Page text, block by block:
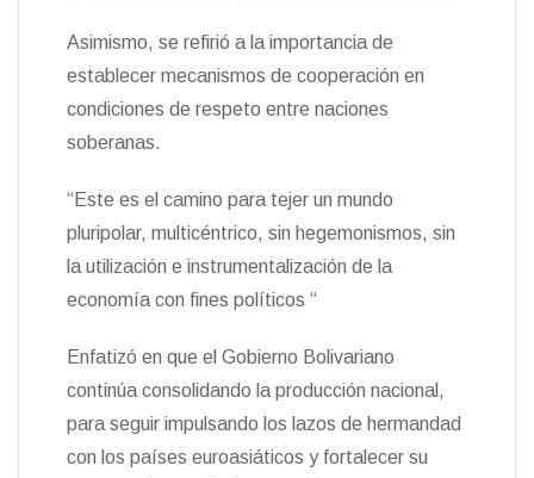
Asimismo, se refirió a la importancia de
establecer mecanismos de cooperación en
condiciones de respeto entre naciones
soberanas.
“Este es el camino para tejer un mundo
pluripolar, multicéntrico, sin hegemonismos, sin
la utilización e instrumentalización de la
economía con fines políticos “
Enfatizó en que el Gobierno Bolivariano
continúa consolidando la producción nacional,
para seguir impulsando los lazos de hermandad
con los países euroasiáticos y fortalecer su